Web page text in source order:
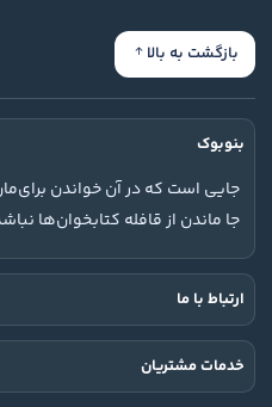
بازگشت به بالا
بنوبوک
جایی است که در آن خواندن
جا ماندن از قافله کتابخوان‌ها
ارتباط با ما
خدمات مشتریان